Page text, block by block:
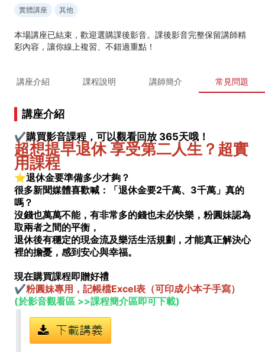
實體講座 其他
本場講座已結束，歡迎選購課後影音。課後影音完整保留講師精
彩內容，讓你線上複習、不錯過重點！
講座介紹 課程說明 講師簡介 常見問題
講座介紹
✔️購買影音課程，可以觀看回放 365天哦！
超想提早退休 享受第二人生？超實
用課程
⭐退休金要準備多少才夠？
很多新聞媒體喜歡喊：「退休金要2千萬、3千萬」真的
嗎？
沒錢也萬萬不能，有非常多的錢也未必快樂，粉圓妹認為
取兩者之間的平衡，
退休後有穩定的現金流及樂活生活規劃，才能真正解決心
裡的擔憂，感到安心與幸福。
現在購買課程即贈好禮
✔️粉圓妹專用，記帳檔Excel表（可印成小本子手寫）
(於影音觀看區 >>課程簡介區即可下載)